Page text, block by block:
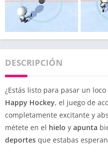
DESCRIPCIÓN
¿Estás listo para pasar un
Happy Hockey, el juego de
completamente excitante y
métete en el hielo y apunta
deportes que estabas